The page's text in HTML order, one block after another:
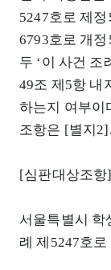
5247호로 제
6793호로 개
두 ‘이 사건 조
49조 제5항 내
하는지 여부이
조항은 [별지2]
[심판대상조항]
서울특별시 학
례 제5247호